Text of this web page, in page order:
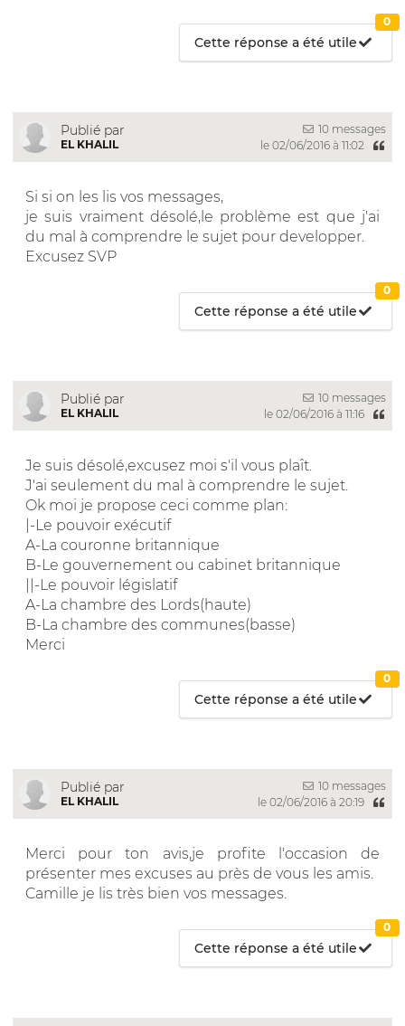
Cette réponse a été utile
0
Publié par
EL KHALIL
10 messages
le 02/06/2016 à 11:02
Si si on les lis vos messages,
je suis vraiment désolé,le problème est que j'ai
du mal à comprendre le sujet pour developper.
Excusez SVP
Cette réponse a été utile
0
Publié par
EL KHALIL
10 messages
le 02/06/2016 à 11:16
Je suis désolé,excusez moi s'il vous plaît.
J'ai seulement du mal à comprendre le sujet.
Ok moi je propose ceci comme plan:
|-Le pouvoir exécutif
A-La couronne britannique
B-Le gouvernement ou cabinet britannique
||-Le pouvoir législatif
A-La chambre des Lords(haute)
B-La chambre des communes(basse)
Merci
Cette réponse a été utile
0
Publié par
EL KHALIL
10 messages
le 02/06/2016 à 20:19
Merci pour ton avis,je profite l'occasion de
présenter mes excuses au près de vous les amis.
Camille je lis très bien vos messages.
Cette réponse a été utile
0